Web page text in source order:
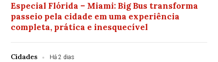
Especial Flórida – Miami: Big Bus transforma
passeio pela cidade em uma experiência
completa, prática e inesquecível
Cidades Há 2 dias